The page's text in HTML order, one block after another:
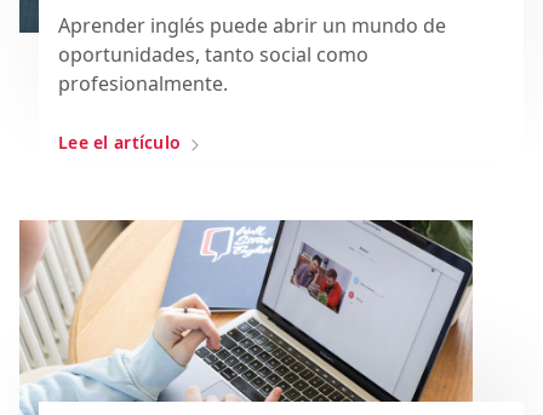
Aprender inglés puede abrir un mundo de
oportunidades, tanto social como
profesionalmente.
Lee el artículo